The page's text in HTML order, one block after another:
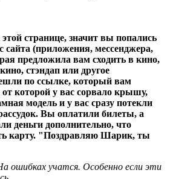
странице, значит вы попались
сайта (приложения, мессенджера,
предложила вам сходить в кино,
стэндап или другое
по ссылке, который вам
которой у вас сорвало крышу,
модель и у вас сразу потекли
Вы оплатили билеты, а
деньги дополнительно, что
карту. "Поздравляю Шарик, ты
ошибках учатся. Особенно если эти